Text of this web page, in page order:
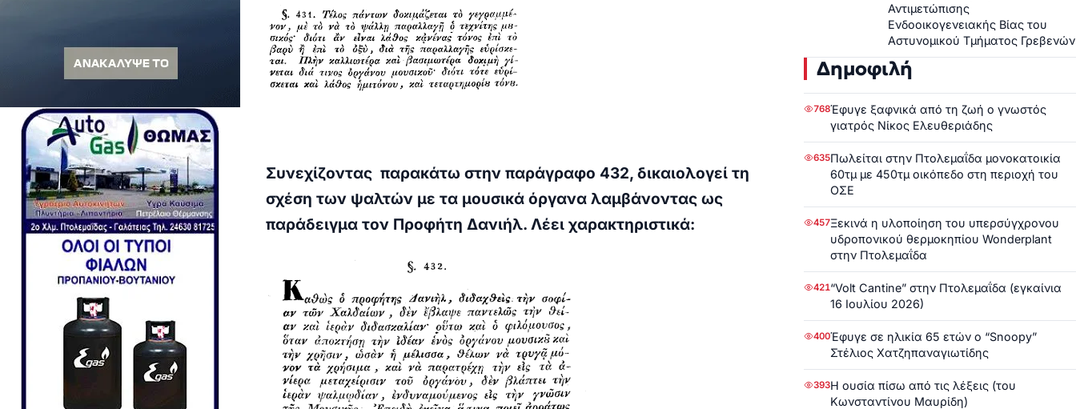
Συνεχίζοντας παρακάτω στην παράγραφο 432, δικαιολογεί τη
σχέση των ψαλτών με τα μουσικά όργανα λαμβάνοντας ως
παράδειγμα τον Προφήτη Δανιήλ. Λέει χαρακτηριστικά:
Αντιμετώπισης
Ενδοοικογενειακής Βίας του
Αστυνομικού Τμήματος Γρεβενών
Δημοφιλή
768Έφυγε ξαφνικά από τη ζωή ο γνωστός
γιατρός Νίκος Ελευθεριάδης
635Πωλείται στην Πτολεμαΐδα μονοκατοικία
60τμ με 450τμ οικόπεδο στη περιοχή του
ΟΣΕ
457Ξεκινά η υλοποίηση του υπερσύγχρονου
υδροπονικού θερμοκηπίου Wonderplant
στην Πτολεμαΐδα
421“Volt Cantine” στην Πτολεμαΐδα (εγκαίνια
16 Ιουλίου 2026)
400Έφυγε σε ηλικία 65 ετών ο “Snoopy”
Στέλιος Χατζηπαναγιωτίδης
393Η ουσία πίσω από τις λέξεις (του
Κωνσταντίνου Μαυρίδη)